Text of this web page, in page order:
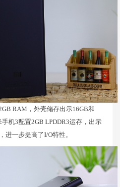
RAM，外壳储存出示16GB和
机3配置2GB LPDDR3运存，出示
进一步提高了I/O特性。